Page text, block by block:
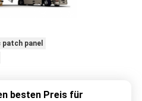
panel
besten Preis für